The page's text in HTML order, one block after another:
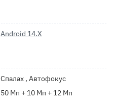
Android 14.X
Спалах , Автофокус
50 Мп + 10 Мп + 12 Мп